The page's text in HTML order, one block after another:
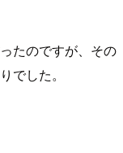
たのですが、その
でした。